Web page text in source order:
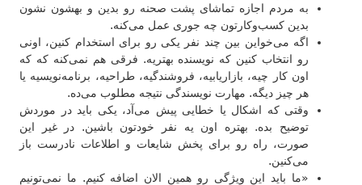
به مردم اجازه تماشای پشت صحنه رو بدین و بهشون نشون
بدین کسب‌و‌کارتون چه جوری عمل می‌کنه.
اگه می‌خواین بین چند نفر یکی رو برای استخدام کنین، اونی
رو انتخاب کنین که نویسنده بهتریه. فرقی هم نمی‌کنه که که
اون کار چیه، بازاریابیه، فروشندگیه، طراحیه، برنامه‌نویسیه یا
هر چیز دیگه. مهارت نویسندگی نتیجه مطلوب می‌ده.
وقتی که اشکال یا خطایی پیش می‌آد، یکی باید در موردش
توضیح بده. بهتره اون یه نفر خودتون باشین. در غیر این
صورت، راه رو برای پخش شایعات و اطلاعات نادرست باز
می‌کنین.
«ما باید این ویژگی رو همین الان اضافه کنیم. ما نمی‌تونیم